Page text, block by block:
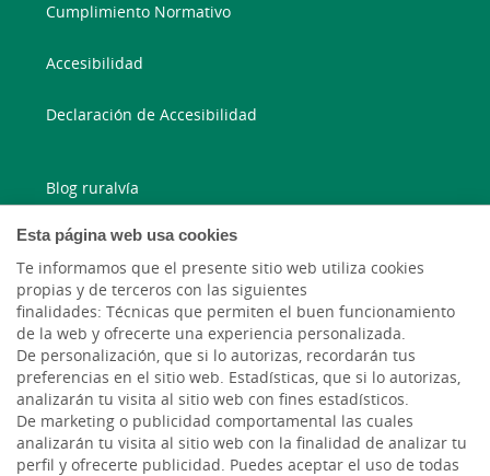
Esta página web usa cookies
Te informamos que el presente sitio web utiliza cookies
propias y de terceros con las siguientes
finalidades: Técnicas que permiten el buen funcionamiento
de la web y ofrecerte una experiencia personalizada.
De personalización, que si lo autorizas, recordarán tus
preferencias en el sitio web. Estadísticas, que si lo autorizas,
analizarán tu visita al sitio web con fines estadísticos.
De marketing o publicidad comportamental las cuales
analizarán tu visita al sitio web con la finalidad de analizar tu
perfil y ofrecerte publicidad. Puedes aceptar el uso de todas
Cumplimiento Normativo
Accesibilidad
Declaración de Accesibilidad
Blog ruralvía
Blog Joven In
Facebook
Twitter